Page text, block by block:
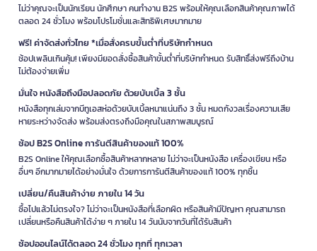
ไม่ว่าคุณจะเป็นนักเรียน นักศึกษา คนทำงาน B2S พร้อมให้คุณเลือกสินค้าคุณภาพได้
ตลอด 24 ชั่วโมง พร้อมโปรโมชั่นและสิทธิพิเศษมากมาย
ฟรี! ค่าจัดส่งทั่วไทย *เมื่อสั่งครบขั้นต่ำที่บริษัทกำหนด
ช้อปเพลินเกินคุ้ม! เพียงมียอดสั่งซื้อสินค้าขั้นต่ำที่บริษัทกำหนด รับสิทธิ์ส่งฟรีถึงบ้าน
ไม่ต้องจ่ายเพิ่ม
มั่นใจ หนังสือถึงมือปลอดภัย ด้วยบับเบิ้ล 3 ชั้น
หนังสือทุกเล่มจากบีทูเอสห่อด้วยบับเบิ้ลหนาแน่นถึง 3 ชั้น หมดกังวลเรื่องความเสีย
หายระหว่างจัดส่ง พร้อมส่งตรงถึงมือคุณในสภาพสมบูรณ์
ช้อป B2S Online การันตีสินค้าของแท้ 100%
B2S Online ให้คุณเลือกซื้อสินค้าหลากหลาย ไม่ว่าจะเป็นหนังสือ เครื่องเขียน หรือ
อื่นๆ อีกมากมายได้อย่างมั่นใจ ด้วยการการันตีสินค้าของแท้ 100% ทุกชิ้น
เปลี่ยน/คืนสินค้าง่าย ภายใน 14 วัน
ซื้อไปแล้วไม่ตรงใจ? ไม่ว่าจะเป็นหนังสือที่เลือกผิด หรือสินค้ามีปัญหา คุณสามารถ
เปลี่ยนหรือคืนสินค้าได้ง่าย ๆ ภายใน 14 วันนับจากวันที่ได้รับสินค้า
ช้อปออนไลน์ได้ตลอด 24 ชั่วโมง ทุกที่ ทุกเวลา